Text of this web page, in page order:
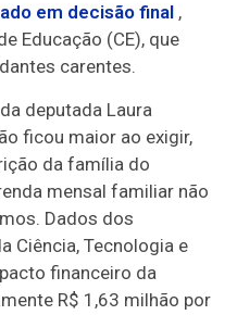
em decisão final ,
Educação (CE), que
carentes.
deputada Laura
ficou maior ao exigir,
da família do
mensal familiar não
Dados dos
Ciência, Tecnologia e
financeiro da
R$ 1,63 milhão por